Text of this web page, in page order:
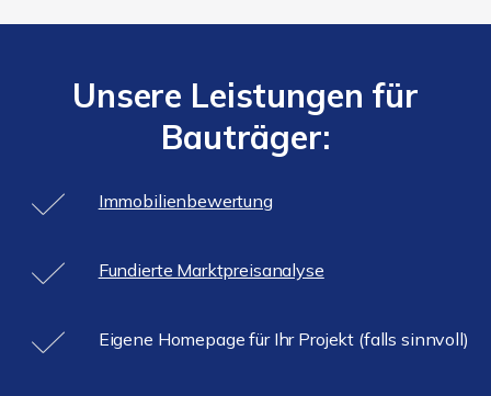
Unsere Leistungen für
Bauträger:
Immobilienbewertung
Fundierte Marktpreisanalyse
Eigene Homepage für Ihr Projekt (falls sinnvoll)